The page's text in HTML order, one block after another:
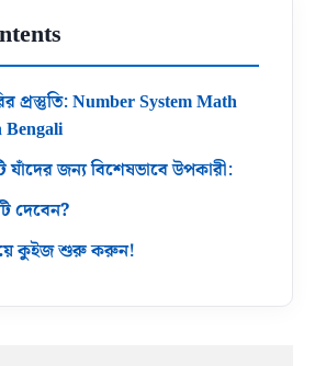
প্রস্তুতি: Number System Math
Bengali
যাঁদের জন্য বিশেষভাবে উপকারী:
দেবেন?
কুইজ শুরু করুন!